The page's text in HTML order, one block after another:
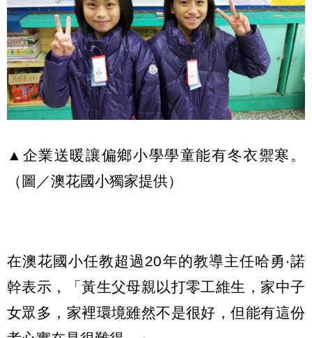
▲企業送暖讓偏鄉小學學童能有冬衣禦寒。
（圖／澳花國小獨家提供）
在澳花國小任教超過20年的教導主任哈勇‧諾
幹表示，「黃生父母親以打零工維生，家中子
女眾多，家裡環境雖然不是很好，但能有這份